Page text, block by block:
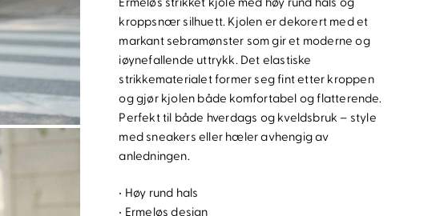
kroppsnær silhuett. Kjolen er dekorert med et
markant sebramønster som gir et moderne og
iøynefallende uttrykk. Det elastiske
strikkematerialet former seg fint etter kroppen
og gjør kjolen både komfortabel og flatterende.
Perfekt til både hverdags og kveldsbruk – style
med sneakers eller hæler avhengig av
anledningen.
• Høy rund hals
• Ermeløs design